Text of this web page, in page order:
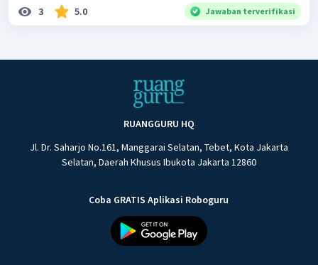
3 5.0 Jawaban terverifikasi
RUANGGURU HQ
Jl. Dr. Saharjo No.161, Manggarai Selatan, Tebet, Kota Jakarta
Selatan, Daerah Khusus Ibukota Jakarta 12860
Coba GRATIS Aplikasi Roboguru